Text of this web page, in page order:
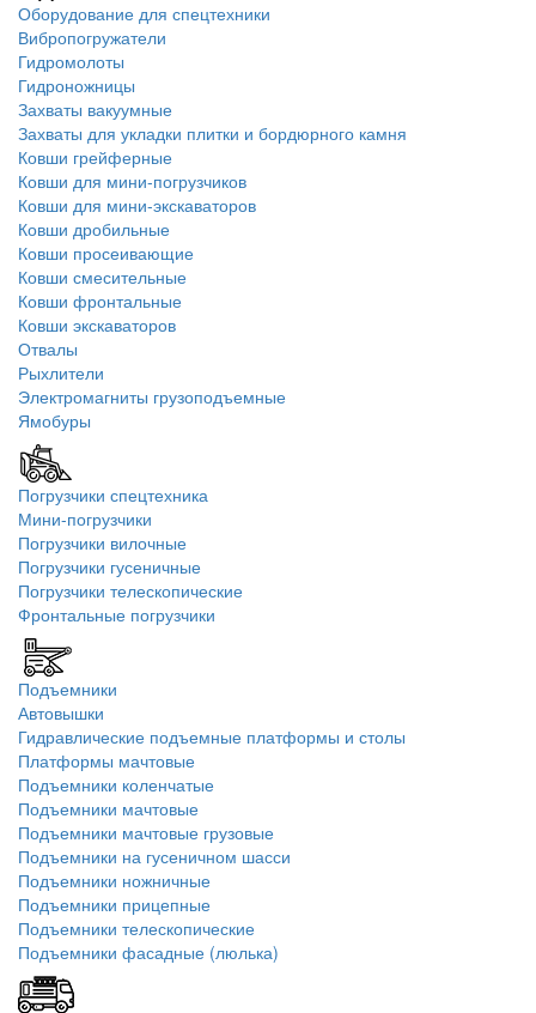
Оборудование для спецтехники
Вибропогружатели
Гидромолоты
Гидроножницы
Захваты вакуумные
Захваты для укладки плитки и бордюрного камня
Ковши грейферные
Ковши для мини-погрузчиков
Ковши для мини-экскаваторов
Ковши дробильные
Ковши просеивающие
Ковши смесительные
Ковши фронтальные
Ковши экскаваторов
Отвалы
Рыхлители
Электромагниты грузоподъемные
Ямобуры
Погрузчики спецтехника
Мини-погрузчики
Погрузчики вилочные
Погрузчики гусеничные
Погрузчики телескопические
Фронтальные погрузчики
Подъемники
Автовышки
Гидравлические подъемные платформы и столы
Платформы мачтовые
Подъемники коленчатые
Подъемники мачтовые
Подъемники мачтовые грузовые
Подъемники на гусеничном шасси
Подъемники ножничные
Подъемники прицепные
Подъемники телескопические
Подъемники фасадные (люлька)